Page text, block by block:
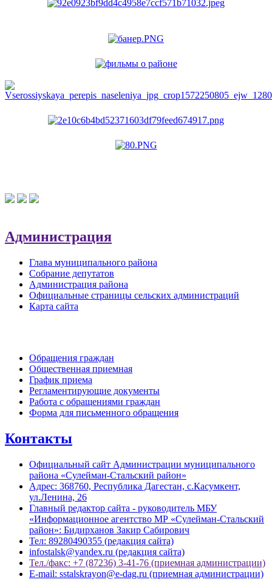
Администрация
Глава муниципального района
Собрание депутатов
Администрация района
Официальные страницы сельских администраций
Карта сайта
Обращения граждан
Общественная приемная
График приема
Регламентирующие документы
Работа с обращениями граждан
Форма для письменного обращения
Контакты
Официальный сайт Администрации муниципального
района «Сулейман-Стальский район»
Адрес: 368760, Республика Дагестан, с.Касумкент,
ул.Ленина, 26
Главный редактор сайта - руководитель МБУ
«Информационное агентство МР «Сулейман-Стальский
район»: Бидирханов Закир Сабирович
Тел: 89280490355 (редакция сайта)
infostalsk@yandex.ru (редакция сайта)
Тел./факс: +7 (87236) 3-41-76 (приемная администрации)
E-mail: sstalskrayon@e-dag.ru (приемная администрации)